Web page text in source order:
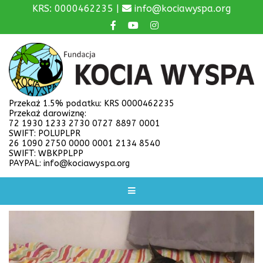
KRS: 0000462235 | info@kociawyspa.org
Przekaż 1.5% podatku: KRS 0000462235
Przekaż darowiznę:
72 1930 1233 2730 0727 8897 0001
SWIFT: POLUPLPR
26 1090 2750 0000 0001 2134 8540
SWIFT: WBKPPLPP
PAYPAL: info@kociawyspa.org